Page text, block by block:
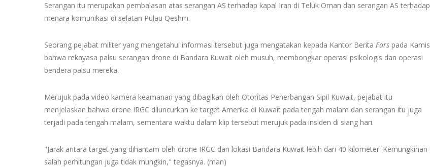
Serangan itu merupakan pembalasan atas serangan AS terhadap kapal Iran di Teluk Oman dan serangan AS terhadap
menara komunikasi di selatan Pulau Qeshm.
Seorang pejabat militer yang mengetahui informasi tersebut juga mengatakan kepada Kantor Berita Fars pada Kamis
bahwa rekayasa palsu serangan drone di Bandara Kuwait oleh musuh, membongkar operasi psikologis dan operasi
bendera palsu mereka.
Merujuk pada video kamera keamanan yang dibagikan oleh Otoritas Penerbangan Sipil Kuwait, pejabat itu
menjelaskan bahwa drone IRGC diluncurkan ke target Amerika di Kuwait pada tengah malam dan serangan itu juga
terjadi pada tengah malam, sementara waktu dalam klip tersebut merujuk pada insiden di siang hari.
"Jarak antara target yang dihantam oleh drone IRGC dan lokasi Bandara Kuwait lebih dari 40 kilometer. Kemungkinan
salah perhitungan juga tidak mungkin," tegasnya. (man)